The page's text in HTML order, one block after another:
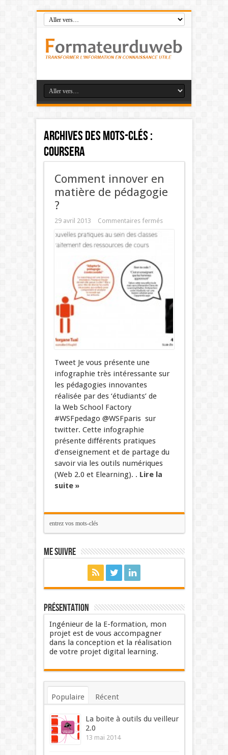
Archives des mots-clés :
Coursera
Comment innover en
matière de pédagogie
?
29 avril 2013 Commentaires fermés
Tweet Je vous présente une
infographie très intéressante sur
les pédagogies innovantes
réalisée par des ‘étudiants’ de
la Web School Factory
#WSFpedago @WSFparis sur
twitter. Cette infographie
présente différents pratiques
d’enseignement et de partage du
savoir via les outils numériques
(Web 2.0 et Elearning). . Lire la
suite »
Me suivre
Présentation
Ingénieur de la E-formation, mon
projet est de vous accompagner
dans la conception et la réalisation
de votre projet digital learning.
Populaire Récent
Commentaires Mots-clés
La boite à outils du veilleur
2.0
13 mai 2014